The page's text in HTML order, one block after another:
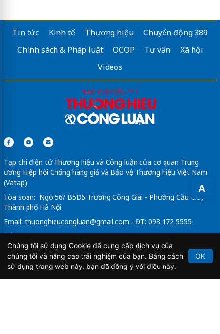
A
Tin tức Kinh tế Thương hiệu
Chuyển động 389
Chính sách & Pháp luật
OCOP Tư vấn
Xã hội
Videos
Tạp chí điện tử Thương hiệu và Công luận của cơ quan Trung
ương Hiệp hội Chống hàng giả và Bảo vệ Thương hiệu Việt Nam
(Vatap)
Tòa soạn: Ngõ 56/ B5D6 Trương Công Giai - Phường Cầu Giấy -
Thành phố Hà Nội
Email: thuonghieucongluan@gmail.com - ĐT: 093 172 5555
Tổng Biên Tập: Vũ Đức Thuận
Giấy phép hoạt động báo chí điện tử số 64/GP-BTTTT do Bộ
Thông tin và Truyền thông cấp ngày 21/2/2020.
Chúng tôi sử dụng Cookie để cung cấp dịch vụ của
chúng tôi và nâng cao trải nghiệm của bạn. Bằng cách
sử dụng trang web này, bạn đã đồng ý với điều này.
OK